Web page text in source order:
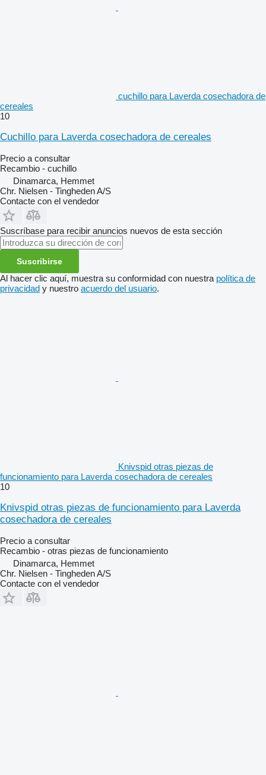
cuchillo para Laverda cosechadora de
cereales
10
Cuchillo para Laverda cosechadora de cereales
Precio a consultar
Recambio - cuchillo
Dinamarca, Hemmet
Chr. Nielsen - Tingheden A/S
Contacte con el vendedor
Suscríbase para recibir anuncios nuevos de esta sección
Suscribirse
Al hacer clic aquí, muestra su conformidad con nuestra política de
privacidad y nuestro acuerdo del usuario.
Knivspid otras piezas de
funcionamiento para Laverda cosechadora de cereales
10
Knivspid otras piezas de funcionamiento para Laverda
cosechadora de cereales
Precio a consultar
Recambio - otras piezas de funcionamiento
Dinamarca, Hemmet
Chr. Nielsen - Tingheden A/S
Contacte con el vendedor